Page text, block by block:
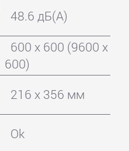
48.6 дБ(А)
600 x 600 (9600 x
600)
216 x 356 мм
Ok